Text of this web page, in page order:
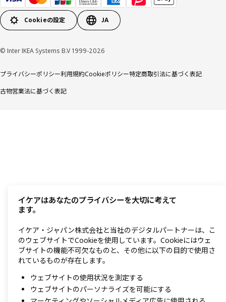
Cookieの設定 JA
© Inter IKEA Systems B.V 1999-2026
プライバシーポリシー利用規約Cookieポリシー特定商取引法に基づく表記
古物営業法に基づく表記
イケアはあなたのプライバシーを大切に考えて
ます。
イケア・ジャパン株式会社と当社のデジタルパートナーは、こ
のウェブサイトでCookieを使用しています。Cookieにはウェ
ブサイトの機能不可欠なものと、その他に以下の目的で使用さ
れているものが存在します。
ウェブサイトの使用状況を測定する
ウェブサイトのパーソナライズを可能にする